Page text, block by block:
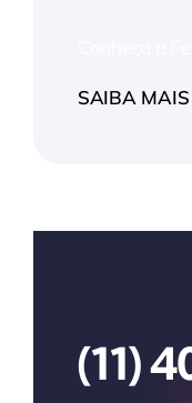
SAIBA MAIS
(11)